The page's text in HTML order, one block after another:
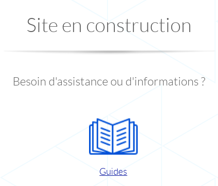
Site en construction
Besoin d'assistance ou d'informations ?
Guides